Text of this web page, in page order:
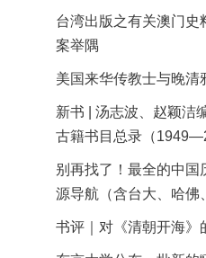
台湾出版之有关澳门史
案举隅
美国来华传教士与晚清
新书 | 汤志波、赵颖洁
古籍书目总录（
别再找了！最全的中国
源导航（含台大、哈佛
书评｜对《清朝开海》